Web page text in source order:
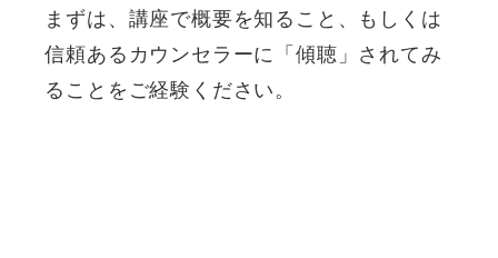
まずは、講座で概要を知ること、もしくは
信頼あるカウンセラーに「傾聴」されてみ
ることをご経験ください。